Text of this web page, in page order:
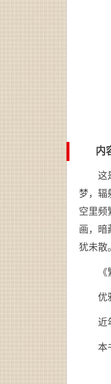
内
这
梦，辐
空里频
画，暗
犹未散
优
近
本